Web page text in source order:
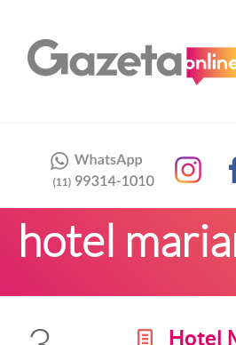
hotel
g Hotel